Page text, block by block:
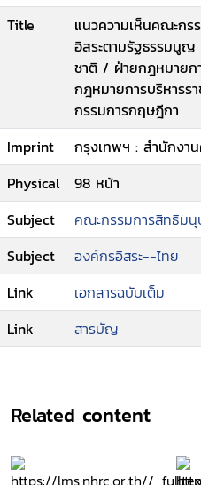
Title
แนวความเห็นคณะก
อิสระตามรัฐธรรมนู
ชาติ / ฝ่ายกฎหมายก
กฎหมายการบริหาร
กรรมการกฤษฎีกา
Imprint
กรุงเทพฯ : สำนักงา
Physical
98 หน้า
Subject
คณะกรรมการสิทธิม
Subject
องค์กรอิสระ--ไทย
Link
เอกสารฉบับเต็ม
Link
สารบัญ
Related content